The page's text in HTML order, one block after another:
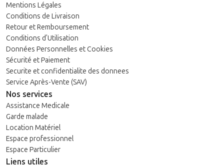
Mentions Légales
Conditions de Livraison
Retour et Remboursement
Conditions d’Utilisation
Données Personnelles et Cookies
Sécurité et Paiement
Securite et confidentialite des donnees
Service Après-Vente (SAV)
Nos services
Assistance Medicale
Garde malade
Location Matériel
Espace professionnel
Espace Particulier
Liens utiles